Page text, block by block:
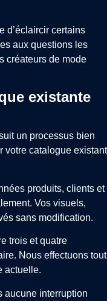
d’éclaircir certains
aux questions les
créateurs de mode
existante
un processus bien
votre catalogue existant
produits, clients et
Vos visuels,
sans modification.
trois et quatre
Nous effectuons tout
actuelle.
aucune interruption